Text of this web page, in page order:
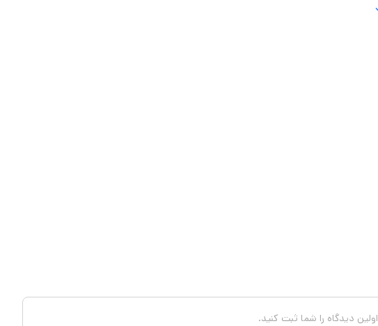
اولین دیدگاه را شما ثبت کنید.